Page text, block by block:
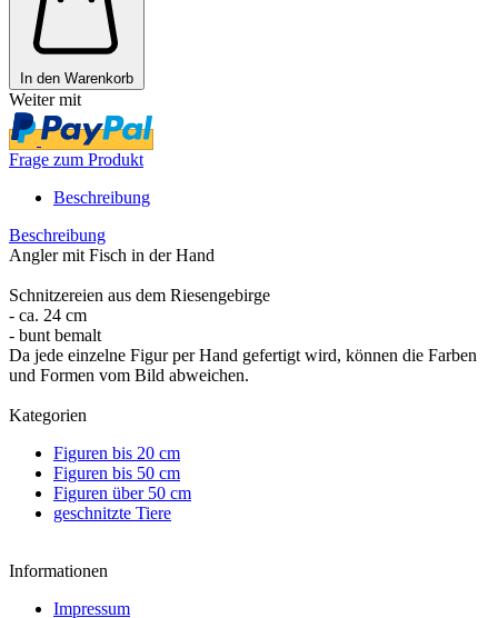
In den Warenkorb
Weiter mit
Frage zum Produkt
Beschreibung
Beschreibung
Angler mit Fisch in der Hand
Schnitzereien aus dem Riesengebirge
- ca. 24 cm
- bunt bemalt
Da jede einzelne Figur per Hand gefertigt wird, können die Farben
und Formen vom Bild abweichen.
Kategorien
Figuren bis 20 cm
Figuren bis 50 cm
Figuren über 50 cm
geschnitzte Tiere
Informationen
Impressum